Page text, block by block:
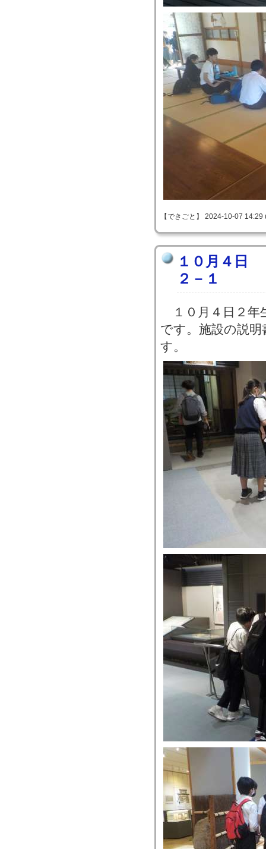
【できごと】 2024-10-07
１０月４日
２－１
１０月４日２年
です。施設の説
す。